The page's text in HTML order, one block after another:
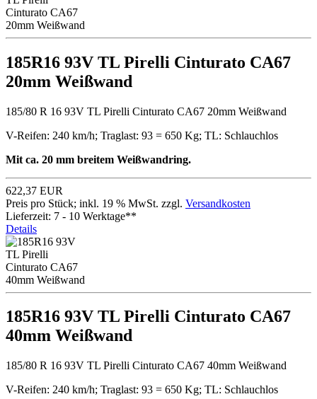
185R16 93V TL Pirelli Cinturato CA67
20mm Weißwand
185/80 R 16 93V TL Pirelli Cinturato CA67 20mm Weißwand
V-Reifen: 240 km/h; Traglast: 93 = 650 Kg; TL: Schlauchlos
Mit ca. 20 mm breitem Weißwandring.
622,37 EUR
Preis pro Stück; inkl. 19 % MwSt. zzgl. Versandkosten
Lieferzeit: 7 - 10 Werktage**
Details
185R16 93V TL Pirelli Cinturato CA67
40mm Weißwand
185/80 R 16 93V TL Pirelli Cinturato CA67 40mm Weißwand
V-Reifen: 240 km/h; Traglast: 93 = 650 Kg; TL: Schlauchlos